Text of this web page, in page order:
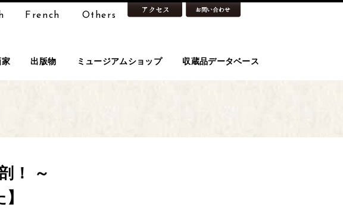
French Others
家 出版物 ミュージアムショップ 収蔵品データベース
！ ～